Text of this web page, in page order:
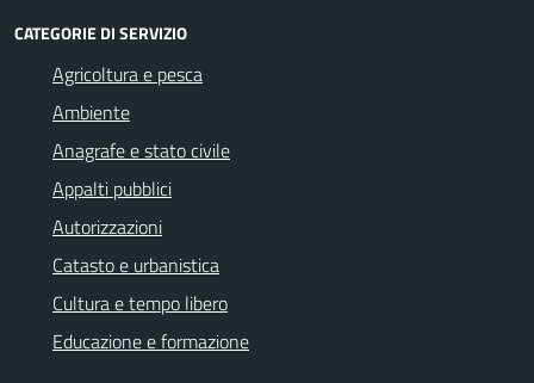
CATEGORIE DI SERVIZIO
Agricoltura e pesca
Ambiente
Anagrafe e stato civile
Appalti pubblici
Autorizzazioni
Catasto e urbanistica
Cultura e tempo libero
Educazione e formazione